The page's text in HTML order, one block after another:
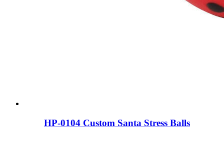
HP-0104 Custom Santa Stress Balls